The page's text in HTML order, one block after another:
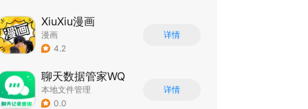
XiuXiu漫画
漫画
4.2
详情
聊天数据管家WQ
本地文件管理
0.0
详情